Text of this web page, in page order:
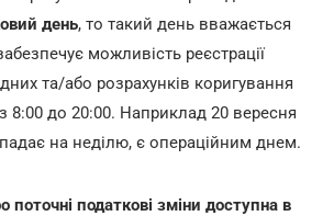
день, то такий день вважається
можливість реєстрації
та/або розрахунків коригування
8:00 до 20:00. Наприклад 20 вересня
на неділю, є операційним днем.
поточні податкові зміни доступна в